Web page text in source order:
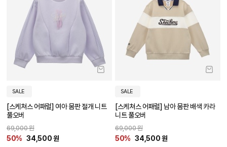
SALE
[스케쳐스 어패럴] 여아 몸판 절개 니트
풀오버
69,000 원
50% 34,500 원
SALE
[스케쳐스 어패럴] 남아 몸판 배색 카라
니트 풀오버
69,000 원
50% 34,500 원